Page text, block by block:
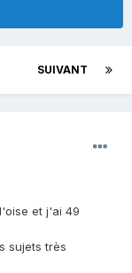
SUIVANT
et j'ai 49
sujets très